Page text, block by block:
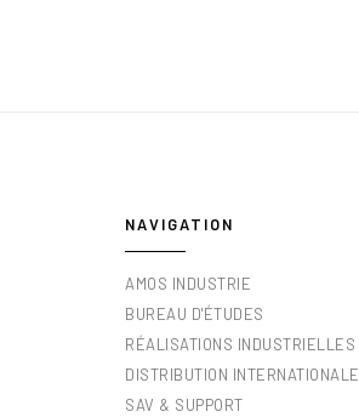
NAVIGATION
AMOS INDUSTRIE
BUREAU D'ÉTUDES
RÉALISATIONS INDUSTRIELLES
DISTRIBUTION INTERNATIONALE
SAV & SUPPORT